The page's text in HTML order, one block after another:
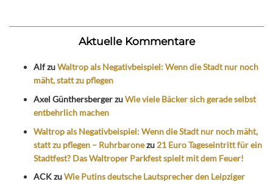
Aktuelle Kommentare
AlfzuWaltrop als Negativbeispiel: Wenn die Stadt nur noch
mäht, statt zu pflegen
Axel GünthersbergerzuWie viele Bäcker sich gerade selbst
entbehrlich machen
Waltrop als Negativbeispiel: Wenn die Stadt nur noch mäht,
statt zu pflegen – Ruhrbaronezu 21 Euro Tageseintritt für ein
Stadtfest? Das Waltroper Parkfest spielt mit dem Feuer!
ACKzuWie Putins deutsche Lautsprecher den Leipziger